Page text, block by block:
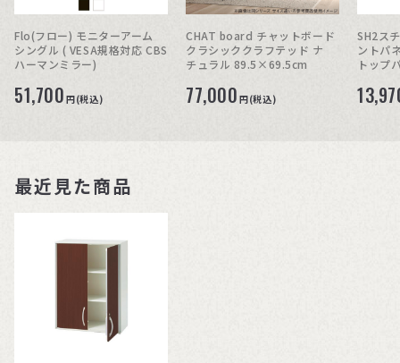
Flo(フロー) モニターアーム
シングル ( VESA規格対応 CBS
ハーマンミラー)
51,700 円(税込)
CHAT board チャットボード
クラシッククラフテッド ナ
チュラル 89.5×69.5cm
77,000 円(税込)
SH2ス
ントパ
トップ
最近見た商品